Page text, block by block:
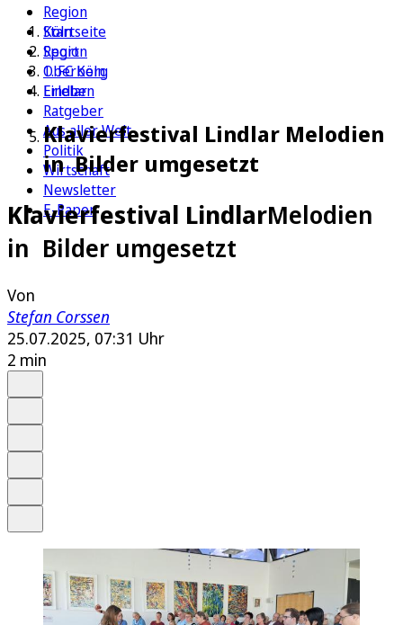
Region
Köln
Sport
1. FC Köln
Erleben
Ratgeber
Aus aller Welt
Politik
Wirtschaft
Newsletter
E-Paper
Startseite
Region
Oberberg
Lindlar
Klavierfestival Lindlar Melodien
in Bilder umgesetzt
Klavierfestival LindlarMelodien
in Bilder umgesetzt
Von
Stefan Corssen
25.07.2025, 07:31 Uhr
2 min